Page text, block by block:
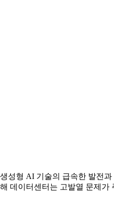
생성형 AI 기술의 급속한 발전
해 데이터센터는 고발열 문제가